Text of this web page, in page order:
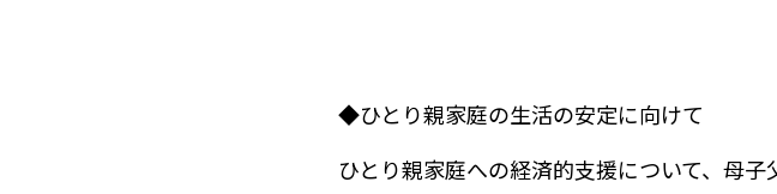
◆ひとり親家庭の生活の安定に向けて
ひとり親家庭への経済的支援について、母